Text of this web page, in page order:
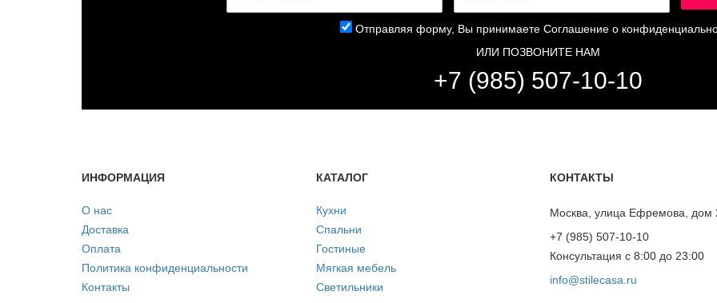
Отправляя форму, Вы принимаете Соглашение о
ИЛИ ПОЗВОНИТЕ НАМ
+7 (985) 507-10-10
ИНФОРМАЦИЯ
О нас
Доставка
Оплата
Политика конфиденциальности
Контакты
КАТАЛОГ
Кухни
Спальни
Гостиные
Мягкая мебель
Светильники
КОНТАКТЫ
Москва, улица Ефремова, дом
+7 (985) 507-10-10
Консультация с 8:00 до 23:00
info@stilecasa.ru